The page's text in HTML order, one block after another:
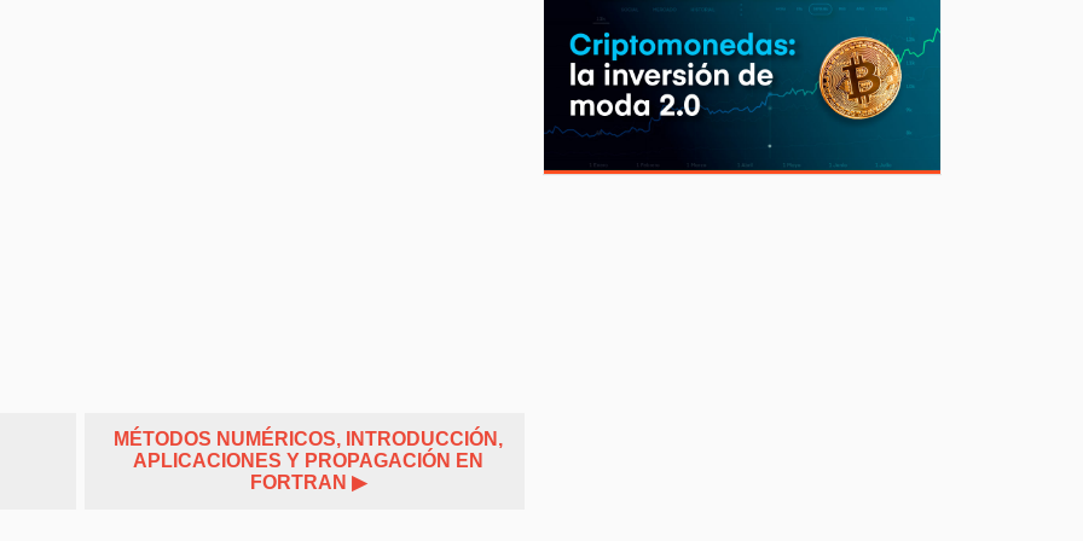
MÉTODOS NUMÉRICOS, INTRODUCCIÓN,
APLICACIONES Y PROPAGACIÓN EN
FORTRAN ▶